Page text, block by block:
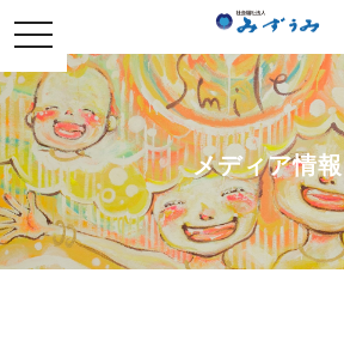
toggle
navigation
メディア情報